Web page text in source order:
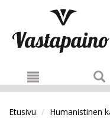
Etusivu Humanistinen